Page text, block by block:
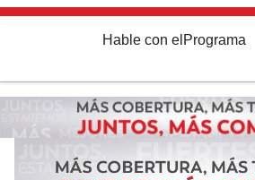
Hable con el Programa